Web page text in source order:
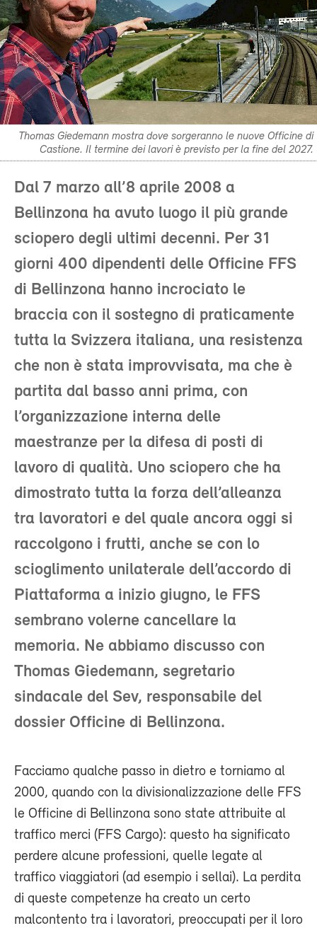
Thomas Giedemann mostra dove sorgeranno le nuove Officine di
Castione. Il termine dei lavori è previsto per la fine del 2027.
Dal 7 marzo all’8 aprile 2008 a
Bellinzona ha avuto luogo il più grande
sciopero degli ultimi decenni. Per 31
giorni 400 dipendenti delle Officine FFS
di Bellinzona hanno incrociato le
braccia con il sostegno di praticamente
tutta la Svizzera italiana, una resistenza
che non è stata improvvisata, ma che è
partita dal basso anni prima, con
l’organizzazione interna delle
maestranze per la difesa di posti di
lavoro di qualità. Uno sciopero che ha
dimostrato tutta la forza dell’alleanza
tra lavoratori e del quale ancora oggi si
raccolgono i frutti, anche se con lo
scioglimento unilaterale dell’accordo di
Piattaforma a inizio giugno, le FFS
sembrano volerne cancellare la
memoria. Ne abbiamo discusso con
Thomas Giedemann, segretario
sindacale del Sev, responsabile del
dossier Officine di Bellinzona.
Facciamo qualche passo in dietro e torniamo al
2000, quando con la divisionalizzazione delle FFS
le Officine di Bellinzona sono state attribuite al
traffico merci (FFS Cargo): questo ha significato
perdere alcune professioni, quelle legate al
traffico viaggiatori (ad esempio i sellai). La perdita
di queste competenze ha creato un certo
malcontento tra i lavoratori, preoccupati per il loro